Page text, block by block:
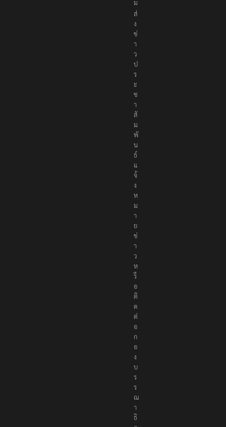
ม
ส่
ง
ข่
า
ว
ป
ร
ะ
ช
า
สั
ม
พั
น
ธ์
แ
จ้
ง
ห
ม
า
ย
ข่
า
ว
ห
รื
อ
ติ
ด
ต่
อ
ก
อ
ง
บ
ร
ร
ณ
า
ธิ